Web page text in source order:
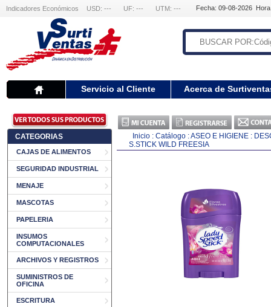
Indicadores Económicos USD: --- UF: --- UTM: --- Fecha: 09-08-2026
Servicio al Cliente Acerca de
CATEGORIAS
CAJAS DE ALIMENTOS
SEGURIDAD INDUSTRIAL
MENAJE
MASCOTAS
PAPELERIA
INSUMOS
COMPUTACIONALES
ARCHIVOS Y REGISTROS
SUMINISTROS DE
OFICINA
ESCRITURA
Inicio : Catálogo :ASEO E HIGIENE :
S.STICK WILD FREESIA